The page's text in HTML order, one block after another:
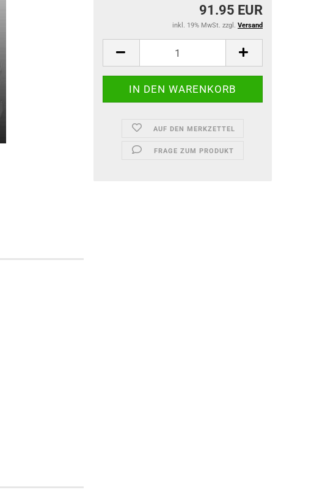
91.95 EUR
inkl. 19% MwSt. zzgl. Versand
AUF DEN MERKZETTEL
FRAGE ZUM PRODUKT